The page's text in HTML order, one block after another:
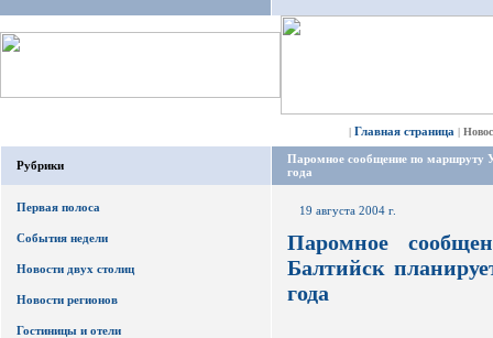
| Главная страница |
Рубрики
Первая полоса
События недели
Новости двух столиц
Новости регионов
Гостиницы и отели
Паромное сообщение по маршруту
года
19 августа 2004 г.
Паромное
Балтийск
года